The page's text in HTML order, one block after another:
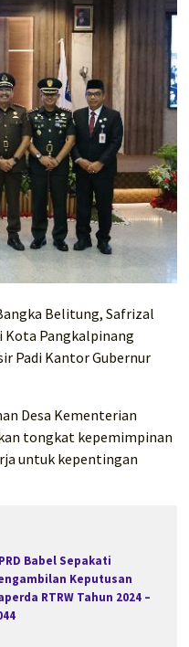
Belitung, Safrizal
Kota Pangkalpinang
Padi Kantor Gubernur
Desa Kementerian
tongkat kepemimpinan
untuk kepentingan
Babel Sepakati
Keputusan
RTRW Tahun 2024 –